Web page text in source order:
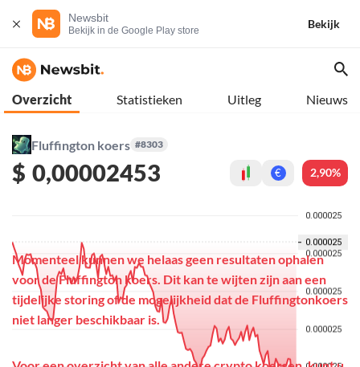
Newsbit
Bekijk in de Google Play store
Bekijk
Overzicht Statistieken Uitleg Nieuws
Fluffington koers #8303
$ 0,00002453 € 2,90%
Momenteel kunnen we helaas geen resultaten ophalen
voor de Fluffington koers. Dit kan te wijten zijn aan een
tijdelijke storing of de mogelijkheid dat de Fluffingtonkoers
niet langer beschikbaar is.